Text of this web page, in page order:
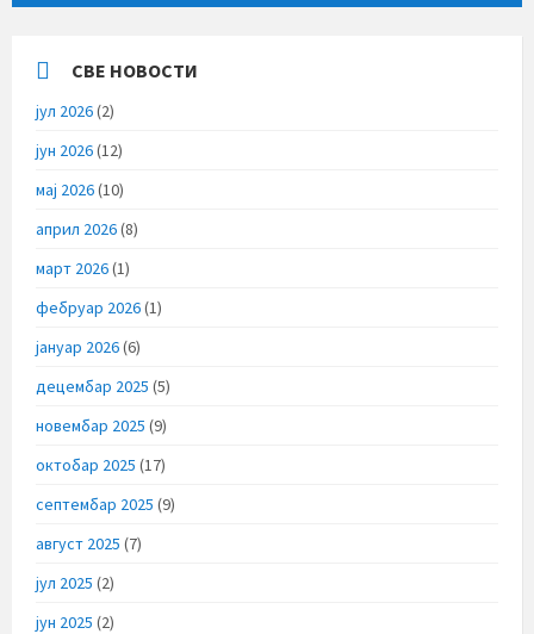
СВЕ НОВОСТИ
јул 2026(2)
јун 2026(12)
мај 2026(10)
април 2026(8)
март 2026(1)
фебруар 2026(1)
јануар 2026(6)
децембар 2025 (5)
новембар 2025 (9)
октобар 2025 (17)
септембар 2025 (9)
август 2025 (7)
јул 2025 (2)
јун 2025 (2)